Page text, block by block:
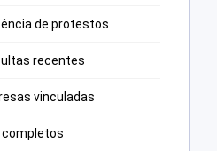
de protestos
recentes
vinculadas
completos